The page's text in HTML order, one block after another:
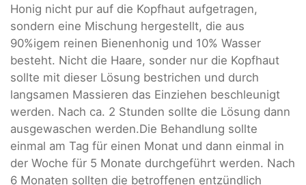
Honig nicht pur auf die Kopfhaut aufgetragen,
sondern eine Mischung hergestellt, die aus
90%igem reinen Bienenhonig und 10% Wasser
besteht. Nicht die Haare, sonder nur die Kopfhaut
sollte mit dieser Lösung bestrichen und durch
langsamen Massieren das Einziehen beschleunigt
werden. Nach ca. 2 Stunden sollte die Lösung dann
ausgewaschen werden.Die Behandlung sollte
einmal am Tag für einen Monat und dann einmal in
der Woche für 5 Monate durchgeführt werden. Nach
6 Monaten sollten die betroffenen entzündlich